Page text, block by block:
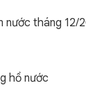
nước tháng 12/
hồ nước